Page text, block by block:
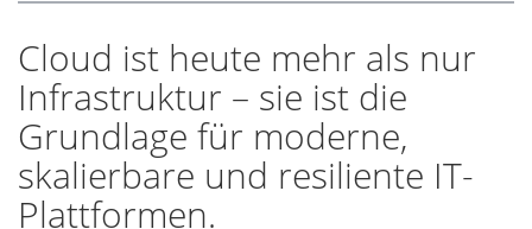
Cloud ist heute mehr als nur
Infrastruktur – sie ist die
Grundlage für moderne,
skalierbare und resiliente IT-
Plattformen.